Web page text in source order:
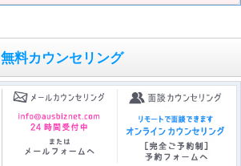
無料カウンセリング